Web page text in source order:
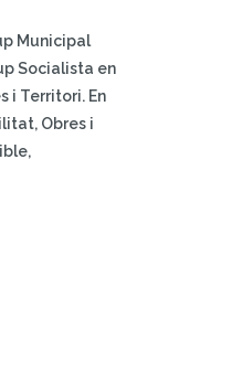
Municipal
Socialista en
i Territori. En
Obres i